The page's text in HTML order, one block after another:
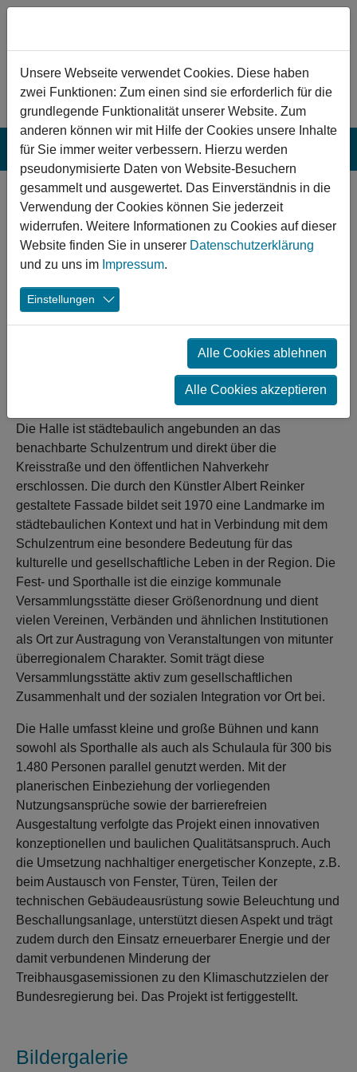
Zum Hauptinhalt springen
Everswinkel:
Sanierung einer
Fest- und
Sporthalle
modernisiert und energetisch erneuert, um den Standort
nachhaltig zu sichern und durch gezielte Maßnahmen für
bestehende und neue Nutzungsgruppen attraktiv zu
Die Halle ist städtebaulich angebunden an das
benachbarte Schulzentrum und direkt über die
Kreisstraße und den öffentlichen Nahverkehr
erschlossen. Die durch den Künstler Albert Reinker
gestaltete Fassade bildet seit 1970 eine Landmarke im
städtebaulichen Kontext und hat in Verbindung mit dem
Schulzentrum eine besondere Bedeutung für das
kulturelle und gesellschaftliche Leben in der Region. Die
Fest- und Sporthalle ist die einzige kommunale
Versammlungsstätte dieser Größenordnung und dient
vielen Vereinen, Verbänden und ähnlichen Institutionen
als Ort zur Austragung von Veranstaltungen von mitunter
überregionalem Charakter. Somit trägt diese
Versammlungsstätte aktiv zum gesellschaftlichen
Zusammenhalt und der sozialen Integration vor Ort bei.
Die Halle umfasst kleine und große Bühnen und kann
sowohl als Sporthalle als auch als Schulaula für 300 bis
1.480 Personen parallel genutzt werden. Mit der
planerischen Einbeziehung der vorliegenden
Nutzungsansprüche sowie der barrierefreien
Ausgestaltung verfolgte das Projekt einen innovativen
konzeptionellen und baulichen Qualitätsanspruch. Auch
die Umsetzung nachhaltiger energetischer Konzepte, z.B.
beim Austausch von Fenster, Türen, Teilen der
technischen Gebäudeausrüstung sowie Beleuchtung und
Beschallungsanlage, unterstützt diesen Aspekt und trägt
zudem durch den Einsatz erneuerbarer Energie und der
damit verbundenen Minderung der
Treibhausgasemissionen zu den Klimaschutzzielen der
Bundesregierung bei. Das Projekt ist fertiggestellt.
Bildergalerie
Unsere Webseite verwendet Cookies. Diese haben
zwei Funktionen: Zum einen sind sie erforderlich für die
grundlegende Funktionalität unserer Website. Zum
anderen können wir mit Hilfe der Cookies unsere Inhalte
für Sie immer weiter verbessern. Hierzu werden
pseudonymisierte Daten von Website-Besuchern
gesammelt und ausgewertet. Das Einverständnis in die
Verwendung der Cookies können Sie jederzeit
widerrufen. Weitere Informationen zu Cookies auf dieser
Website finden Sie in unserer Datenschutzerklärung
und zu uns im Impressum.
Einstellungen
Alle Cookies ablehnen
Alle Cookies akzeptieren